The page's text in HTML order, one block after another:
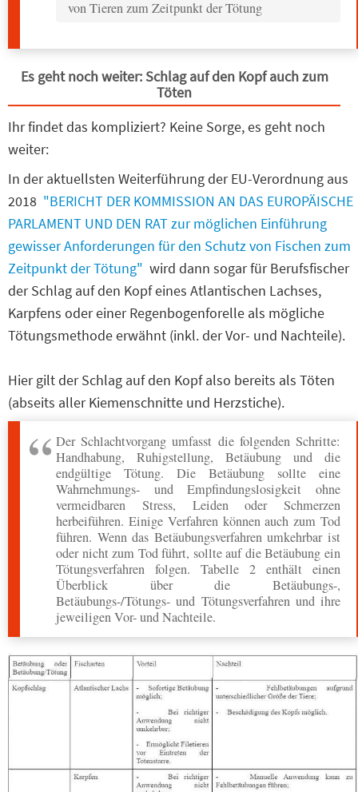
von Tieren zum Zeitpunkt der Tötung
Es geht noch weiter: Schlag auf den Kopf auch zum
Töten
Ihr findet das kompliziert? Keine Sorge, es geht noch
weiter:
In der aktuellsten Weiterführung der EU-Verordnung aus
2018 "BERICHT DER KOMMISSION AN DAS EUROPÄISCHE
PARLAMENT UND DEN RAT zur möglichen Einführung
gewisser Anforderungen für den Schutz von Fischen zum
Zeitpunkt der Tötung" wird dann sogar für Berufsfischer
der Schlag auf den Kopf eines Atlantischen Lachses,
Karpfens oder einer Regenbogenforelle als mögliche
Tötungsmethode erwähnt (inkl. der Vor- und Nachteile).
Hier gilt der Schlag auf den Kopf also bereits als Töten
(abseits aller Kiemenschnitte und Herzstiche).
Der Schlachtvorgang umfasst die folgenden Schritte:
Handhabung, Ruhigstellung, Betäubung und die
endgültige Tötung. Die Betäubung sollte eine
Wahrnehmungs- und Empfindungslosigkeit ohne
vermeidbaren Stress, Leiden oder Schmerzen
herbeiführen. Einige Verfahren können auch zum Tod
führen. Wenn das Betäubungsverfahren umkehrbar ist
oder nicht zum Tod führt, sollte auf die Betäubung ein
Tötungsverfahren folgen. Tabelle 2 enthält einen
Überblick über die Betäubungs-,
Betäubungs-/Tötungs- und Tötungsverfahren und ihre
jeweiligen Vor- und Nachteile.